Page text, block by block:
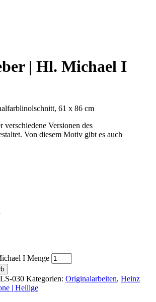
| Hl. Michael I
61 x 86 cm
verschiedene Versionen des
Von diesem Motiv gibt es auch
I Menge
030 Kategorien: Originalarbeiten, Heinz
| Heilige